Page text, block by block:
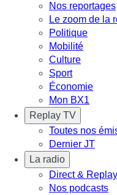
Nos reportages
Le zoom de la
Politique
Mobilité
Culture
Sport
Économie
Mon BX1
Replay TV
Toutes nos
Dernier JT
La radio
Direct & Replay
Nos podcasts